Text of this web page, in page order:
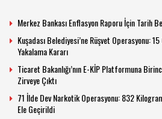
Merkez Bankası Enflasyon Raporu İçin Tarih
Kuşadası Belediyesi’ne Rüşvet Operasyonu:
Yakalama Kararı
Ticaret Bakanlığı’nın E-KİP Platformuna
Zirveye Çıktı
71 İlde Dev Narkotik Operasyonu: 832
Ele Geçirildi